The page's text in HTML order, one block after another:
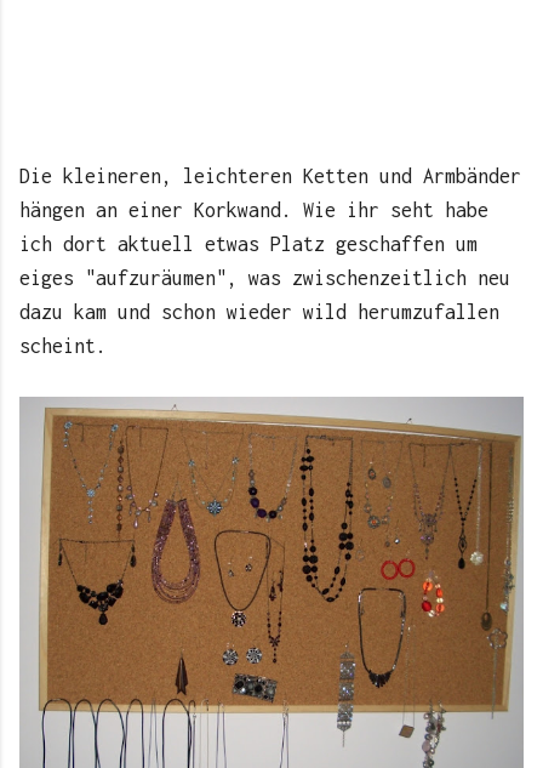
Die kleineren, leichteren Ketten und Armbänder
hängen an einer Korkwand. Wie ihr seht habe
ich dort aktuell etwas Platz geschaffen um
eiges "aufzuräumen", was zwischenzeitlich neu
dazu kam und schon wieder wild herumzufallen
scheint.